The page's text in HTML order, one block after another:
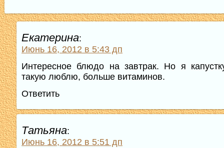
Екатерина:
Июнь 16, 2012 в 5:43 дп
Интересное блюдо на завтрак. Но я
такую люблю, больше витаминов.
Ответить
Татьяна:
Июнь 16, 2012 в 5:51 дп